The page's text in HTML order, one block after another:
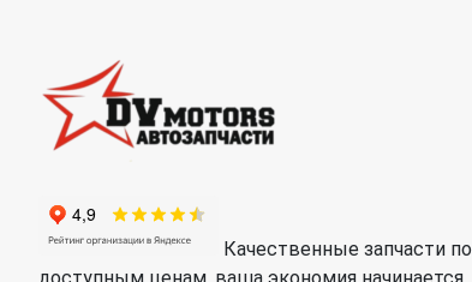
Качественные запчасти по